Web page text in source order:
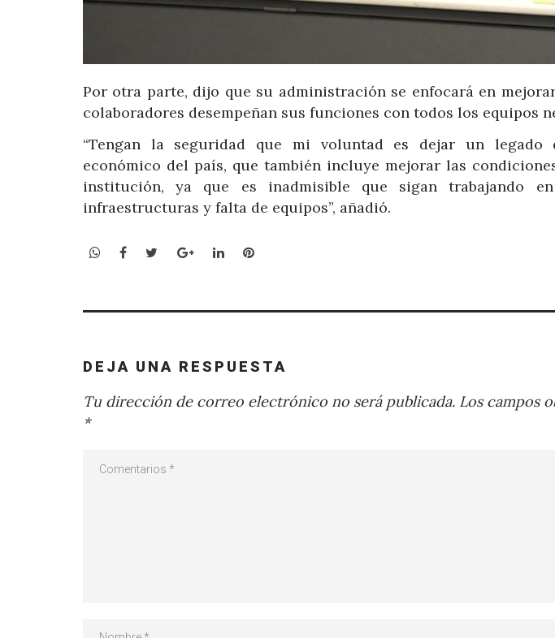
Por otra parte, dijo que su administración se enfocará en
colaboradores desempeñan sus funciones con todos los equipos
“Tengan la seguridad que mi voluntad es dejar un legado
económico del país, que también incluye mejorar las
institución, ya que es inadmisible que sigan trabajando
infraestructuras y falta de equipos”, añadió.
WhatsApp
Facebook
TwitterGoogle+LinkedInPinterest
DEJA UNA RESPUESTA
Tu dirección de correo electrónico no será publicada. Los campos
*